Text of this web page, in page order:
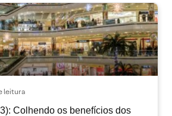
leitura
Colhendo os benefícios dos